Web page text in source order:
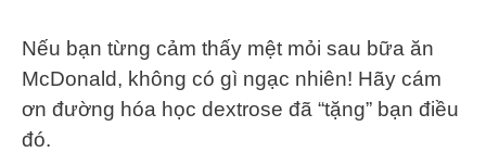
Nếu bạn từng cảm thấy mệt mỏi sau bữa ăn
McDonald, không có gì ngạc nhiên! Hãy cám
ơn đường hóa học dextrose đã “tặng” bạn điều
đó.